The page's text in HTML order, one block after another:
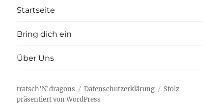
Startseite
Bring dich ein
Über Uns
tratsch'N'dragons Datenschutzerklärung
Stolz
präsentiert von WordPress